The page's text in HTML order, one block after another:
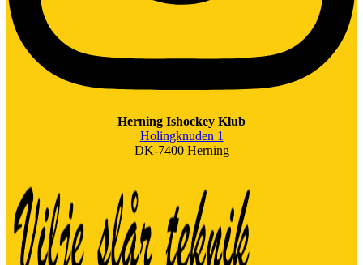
Herning Ishockey Klub
Holingknuden 1
DK-7400 Herning